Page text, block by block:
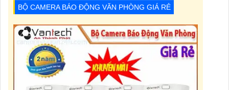
BỘ CAMERA BÁO ĐỘNG VĂN PHÒNG GIÁ RẺ